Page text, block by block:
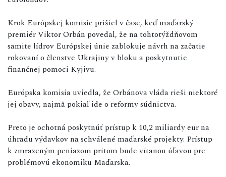
Krok Európskej komisie prišiel v čase, keď maďarský
premiér Viktor Orbán povedal, že na tohtotýždňovom
samite lídrov Európskej únie zablokuje návrh na začatie
rokovaní o členstve Ukrajiny v bloku a poskytnutie
finančnej pomoci Kyjivu.
Európska komisia uviedla, že Orbánova vláda rieši niektoré
jej obavy, najmä pokiaľ ide o reformy súdnictva.
Preto je ochotná poskytnúť prístup k 10,2 miliardy eur na
úhradu výdavkov na schválené maďarské projekty. Prístup
k zmrazeným peniazom pritom bude vítanou úľavou pre
problémovú ekonomiku Maďarska.